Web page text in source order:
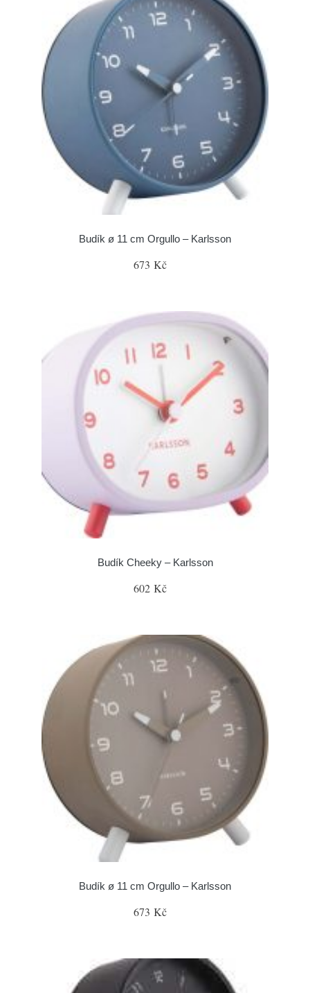
Budík ø 11 cm Orgullo – Karlsson
673 Kč
Budík Cheeky – Karlsson
602 Kč
Budík ø 11 cm Orgullo – Karlsson
673 Kč